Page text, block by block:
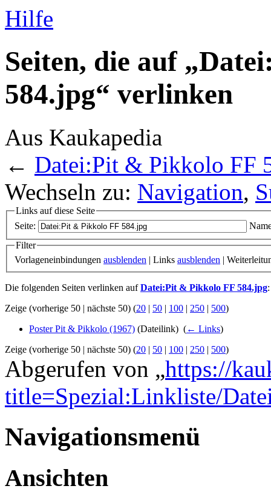
Hilfe
Seiten, die auf
584.jpg“ verlinken
Aus Kaukapedia
← Datei:Pit & Pikkolo FF
Wechseln zu: Navigation,
Links auf diese Seite
Seite:
Filter
Vorlageneinbindungen ausblenden | Links ausblenden |
Die folgenden Seiten verlinken aufDatei:Pit & Pikkolo FF 584.jpg:
Zeige (vorherige 50 | nächste 50) (20 | 50 | 100 | 250 | 500)
Poster Pit & Pikkolo (1967) (Dateilink) ‎ (← Links)
Zeige (vorherige 50 | nächste 50) (20 | 50 | 100 | 250 | 500)
Abgerufen von „https://
title=Spezial:Linkliste/
Navigationsmenü
Ansichten